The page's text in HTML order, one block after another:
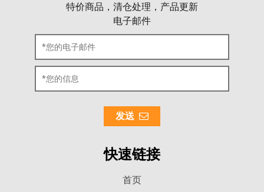
特价商品，清仓处理，产品更新
电子邮件
发送
快速链接
首页